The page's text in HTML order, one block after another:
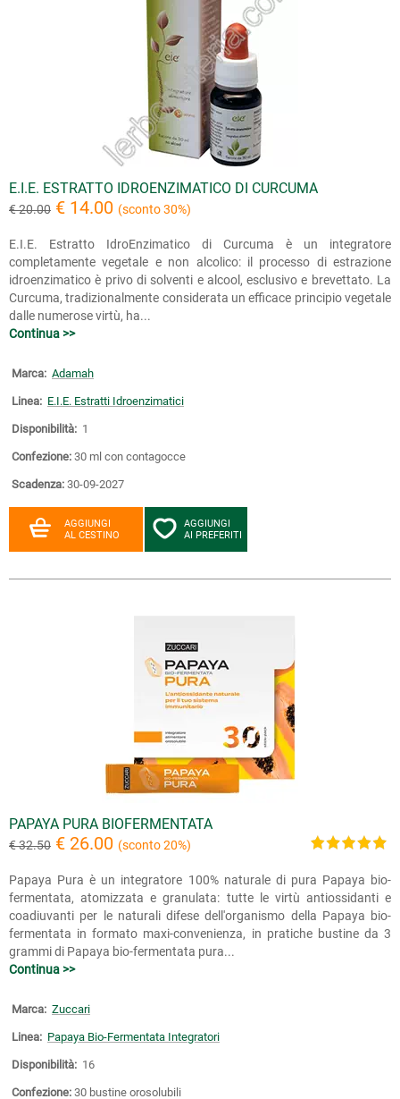
E.I.E. ESTRATTO IDROENZIMATICO DI CURCUMA
€ 20.00 € 14.00 (sconto 30%)
E.I.E. Estratto IdroEnzimatico di Curcuma è un integratore
completamente vegetale e non alcolico: il processo di estrazione
idroenzimatico è privo di solventi e alcool, esclusivo e brevettato. La
Curcuma, tradizionalmente considerata un efficace principio vegetale
dalle numerose virtù, ha...
Continua >>
Marca: Adamah
Linea: E.I.E. Estratti Idroenzimatici
Disponibilità: 1
Confezione: 30 ml con contagocce
Scadenza: 30-09-2027
AGGIUNGI
AL CESTINO
AGGIUNGI
AI PREFERITI
PAPAYA PURA BIOFERMENTATA
€ 32.50 € 26.00 (sconto 20%)
Papaya Pura è un integratore 100% naturale di pura Papaya bio-
fermentata, atomizzata e granulata: tutte le virtù antiossidanti e
coadiuvanti per le naturali difese dell'organismo della Papaya bio-
fermentata in formato maxi-convenienza, in pratiche bustine da 3
grammi di Papaya bio-fermentata pura...
Continua >>
Marca: Zuccari
Linea: Papaya Bio-Fermentata Integratori
Disponibilità: 16
Confezione: 30 bustine orosolubili